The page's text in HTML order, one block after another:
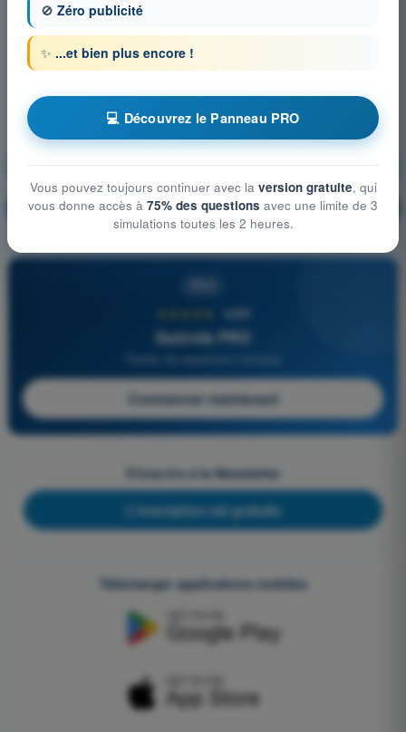
Connaissances générales de l’aéronef
S'entraîner ! 🔒 PRO Explication de la question
4,6/5
Quizvds PRO
Commencer maintenant
S'inscrire à la Newsletter
L'inscription est gratuite
Télécharger applications mobiles
🚫 Zéro publicité
✨ ...et bien plus encore !
💻 Découvrez le Panneau PRO
Vous pouvez toujours continuer avec la version gratuite, qui
vous donne accès à 75% des questions avec une limite de 3
simulations toutes les 2 heures.